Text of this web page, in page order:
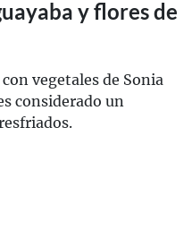
y flores de
vegetales de Sonia
considerado un